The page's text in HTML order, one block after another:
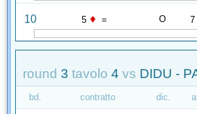
10 5 ♦ = O 7
round 3 tavolo 4 vs DIDU -
bd. contratto dic.